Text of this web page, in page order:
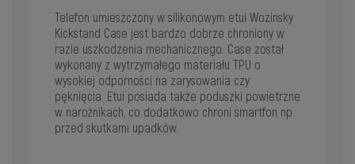
Telefon umieszczony w silikonowym etui Wozinsky
Kickstand Case jest bardzo dobrze chroniony w
razie uszkodzenia mechanicznego. Case został
wykonany z wytrzymałego materiału TPU o
wysokiej odporności na zarysowania czy
pęknięcia. Etui posiada także poduszki powietrzne
w narożnikach, co dodatkowo chroni smartfon np.
przed skutkami upadków.